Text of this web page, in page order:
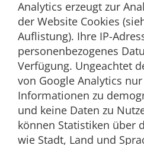
Analytics erzeugt zur
der Website Cookies
Auflistung). Ihre IP-
personenbezogenes
Verfügung. Ungeachtet
von Google Analytics
Informationen zu
und keine Daten zu
können Statistiken über
wie Stadt, Land und